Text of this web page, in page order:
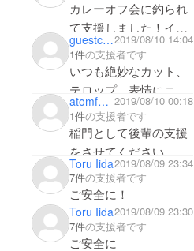
カレーオフ会に釣られ
て支援しました！イン
ドのカレー情報期待し
ています！
guestc621b690ea2019/08/10 14:04
1件の支援者です
いつも絶妙なカット、
テロップ、表情にニヤ
リとさせていただいて
おります！これからも
益々のご活躍を祈念し
ております！
atomfumi 2019/08/10 00:18
1件の支援者です
稲門として後輩の支援
をさせてください。
以前にtwitterはブロッ
クされてたような気も
するけど笑
Toru Iida2019/08/09 23:34
7件の支援者です
ご安全に！
Toru Iida2019/08/09 23:30
7件の支援者です
ご安全に